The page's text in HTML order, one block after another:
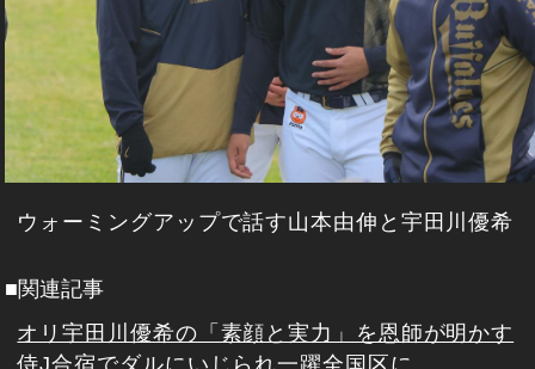
ウォーミングアップで話す山本由伸と宇田川優希
■関連記事
オリ宇田川優希の「素顔と実力」を恩師が明かす